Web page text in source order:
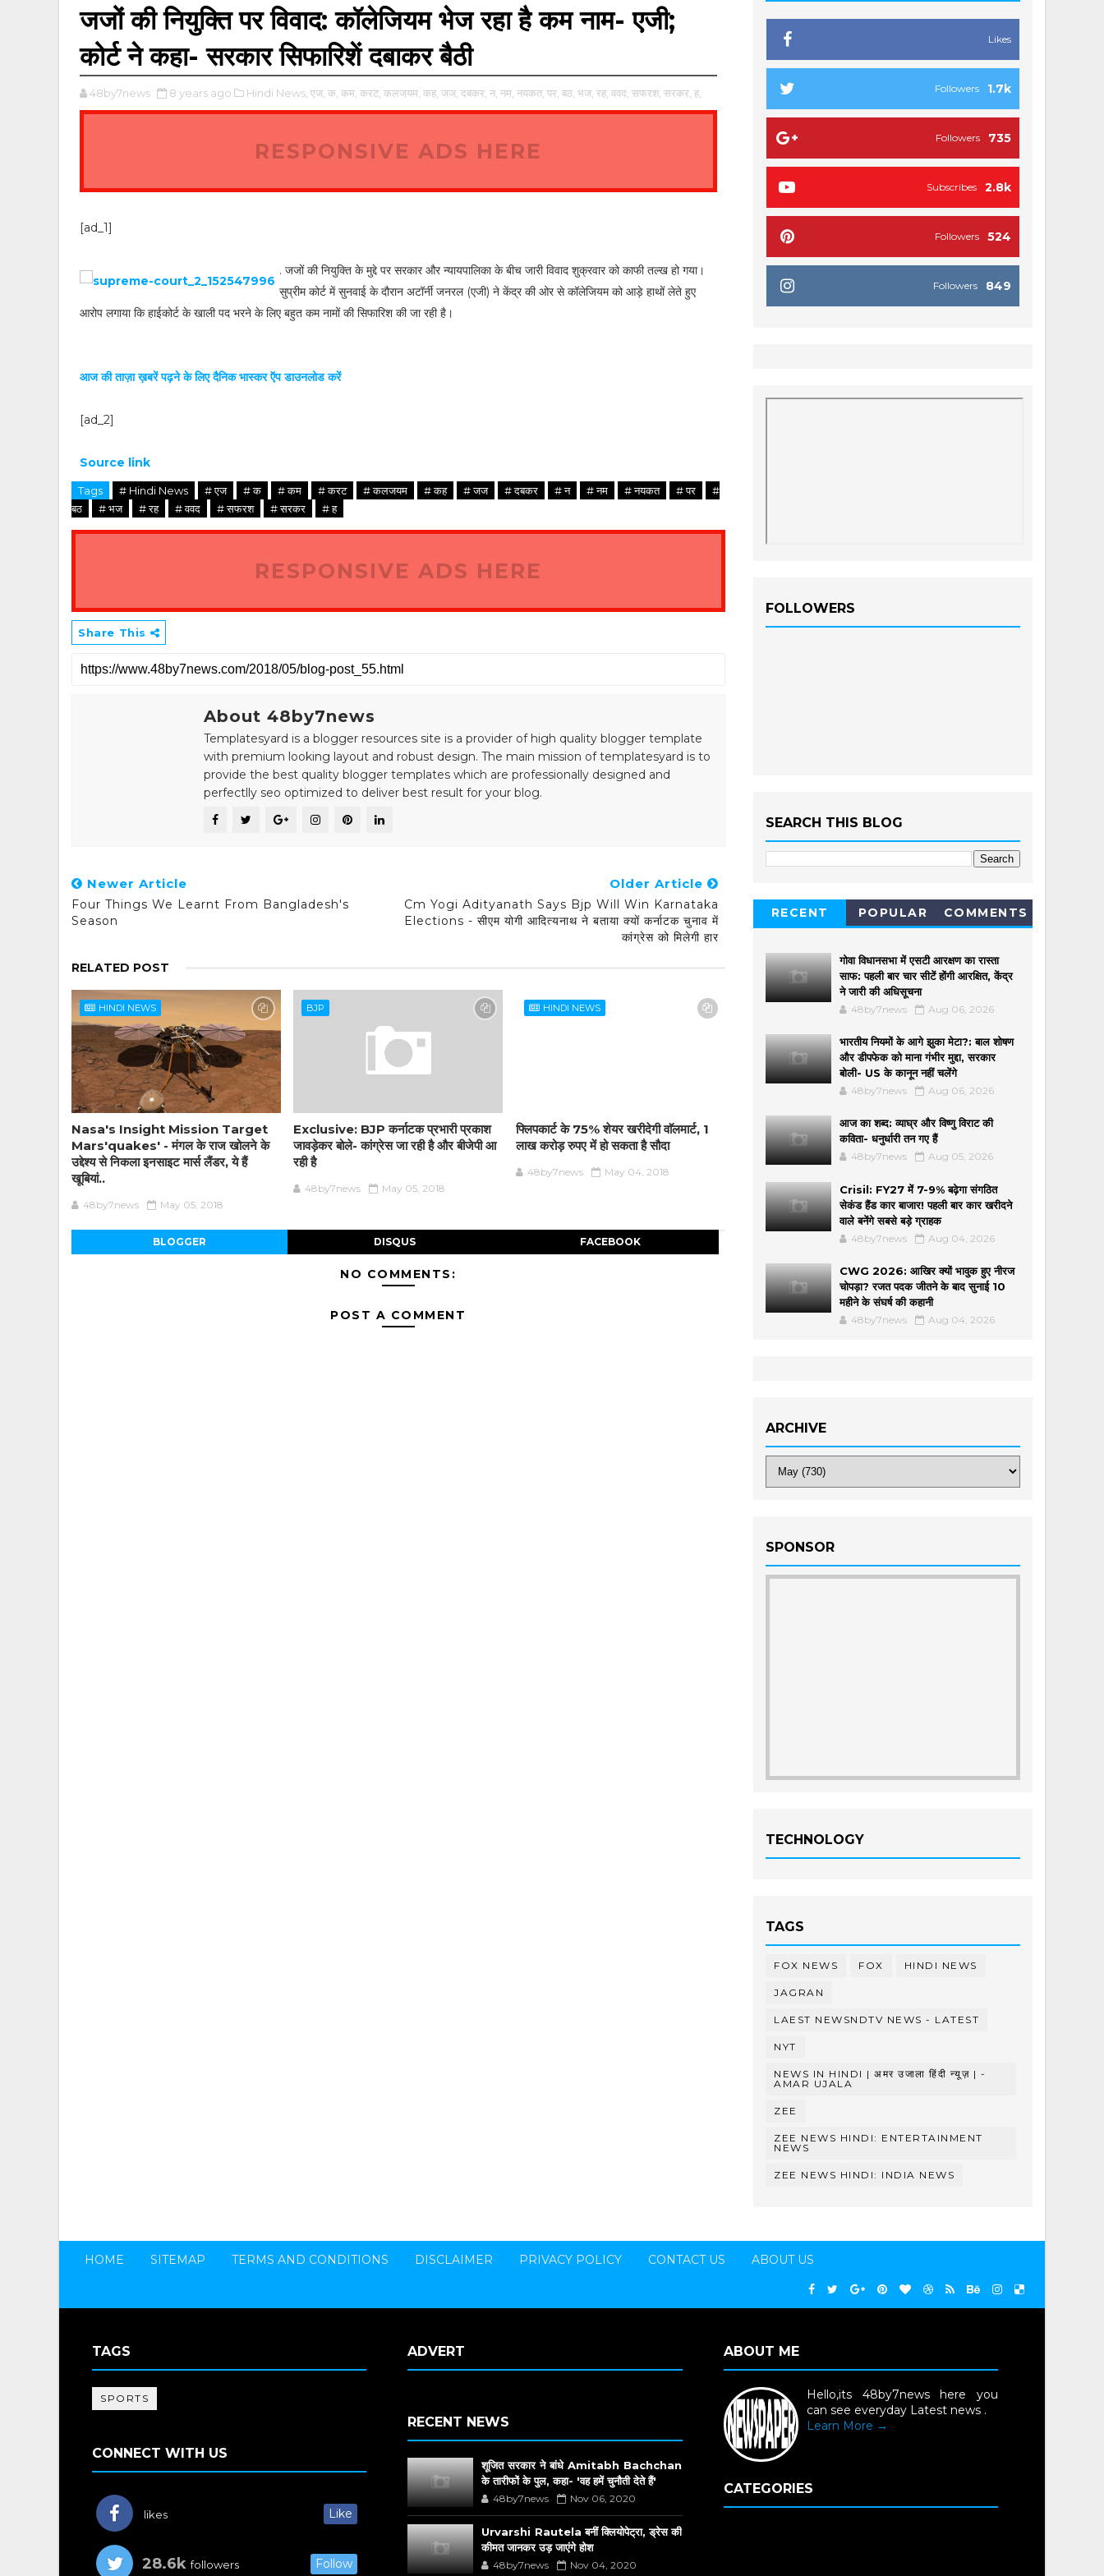
जजों की नियुक्ति पर विवाद: कॉलेजियम भेज रहा है कम नाम- एजी;
कोर्ट ने कहा- सरकार सिफारिशें दबाकर बैठी
48by7news 8 years ago Hindi News, एज, क, कम, करट, कलजयम, कह, जज, दबकर, न, नम, नयकत, पर, बठ, भज, रह, ववद, सफरश, सरकर, ह,
RESPONSIVE ADS HERE
[ad_1]
. जजों की नियुक्ति के मुद्दे पर सरकार और न्यायपालिका के बीच जारी विवाद शुक्रवार को काफी तल्ख हो गया।
सुप्रीम कोर्ट में सुनवाई के दौरान अटॉर्नी जनरल (एजी) ने केंद्र की ओर से कॉलेजियम को आड़े हाथों लेते हुए
आरोप लगाया कि हाईकोर्ट के खाली पद भरने के लिए बहुत कम नामों की सिफारिश की जा रही है।
आज की ताज़ा ख़बरें पढ़ने के लिए दैनिक भास्कर ऍप डाउनलोड करें
[ad_2]
Source link
Tags # Hindi News # एज # क # कम # करट # कलजयम # कह # जज # दबकर # न # नम # नयकत # पर
#
बठ
# भज # रह # ववद # सफरश # सरकर # ह
RESPONSIVE ADS HERE
Share This
About 48by7news
Templatesyard is a blogger resources site is a provider of high quality blogger template
with premium looking layout and robust design. The main mission of templatesyard is to
provide the best quality blogger templates which are professionally designed and
perfectlly seo optimized to deliver best result for your blog.
Newer Article
Four Things We Learnt From Bangladesh's
Season
Older Article
Cm Yogi Adityanath Says Bjp Will Win Karnataka
Elections - सीएम योगी आदित्यनाथ ने बताया क्यों कर्नाटक चुनाव में
कांग्रेस को मिलेगी हार
RELATED POST
HINDI NEWS
Nasa's Insight Mission Target
Mars'quakes' - मंगल के राज खोलने के
उद्देश्य से निकला इनसाइट मार्स लैंडर, ये हैं
खूबियां..
48by7news May 05, 2018
BJP
Exclusive: BJP कर्नाटक प्रभारी प्रकाश
जावड़ेकर बोले- कांग्रेस जा रही है और बीजेपी आ
रही है
48by7news May 05, 2018
HINDI NEWS
फ्लिपकार्ट के 75% शेयर खरीदेगी वाॅलमार्ट, 1
लाख करोड़ रुपए में हो सकता है सौदा
48by7news May 04, 2018
BLOGGER DISQUS FACEBOOK
NO COMMENTS:
POST A COMMENT
Likes
1.7k
Followers
735
Followers
2.8k
Subscribes
524
Followers
849
Followers
FOLLOWERS
SEARCH THIS BLOG
RECENT POPULAR COMMENTS
गोवा विधानसभा में एसटी आरक्षण का रास्ता
साफ: पहली बार चार सीटें होंगी आरक्षित, केंद्र
ने जारी की अधिसूचना
48by7news Aug 06, 2026
भारतीय नियमों के आगे झुका मेटा?: बाल शोषण
और डीपफेक को माना गंभीर मुद्दा, सरकार
बोली- US के कानून नहीं चलेंगे
48by7news Aug 06, 2026
आज का शब्द: व्याघ्र और विष्णु विराट की
कविता- धनुर्धारी तन गए हैं
48by7news Aug 05, 2026
Crisil: FY27 में 7-9% बढ़ेगा संगठित
सेकंड हैंड कार बाजार! पहली बार कार खरीदने
वाले बनेंगे सबसे बड़े ग्राहक
48by7news Aug 04, 2026
CWG 2026: आखिर क्यों भावुक हुए नीरज
चोपड़ा? रजत पदक जीतने के बाद सुनाई 10
महीने के संघर्ष की कहानी
48by7news Aug 04, 2026
ARCHIVE
SPONSOR
TECHNOLOGY
TAGS
FOX NEWS FOX HINDI NEWS
JAGRAN
LAEST NEWSNDTV NEWS - LATEST
NYT
NEWS IN HINDI | अमर उजाला हिंदी न्यूज़ | -
AMAR UJALA
ZEE
ZEE NEWS HINDI: ENTERTAINMENT
NEWS
ZEE NEWS HINDI: INDIA NEWS
HOME SITEMAP TERMS AND CONDITIONS DISCLAIMER PRIVACY POLICY CONTACT US ABOUT US
TAGS
SPORTS
CONNECT WITH US
likes Like
28.6k followers Follow
ADVERT
RECENT NEWS
शूजित सरकार ने बांधे Amitabh Bachchan
के तारीफों के पुल, कहा- 'वह हमें चुनौती देते हैं'
48by7news Nov 06, 2020
Urvarshi Rautela बनीं क्लियोपेट्रा, ड्रेस की
कीमत जानकर उड़ जाएंगे होश
48by7news Nov 04, 2020
ABOUT ME
Hello,its 48by7news here you
can see everyday Latest news .
Learn More →
CATEGORIES